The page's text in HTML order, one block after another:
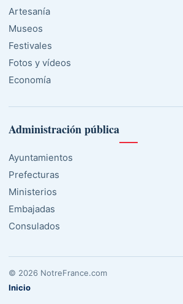
Artesanía
Museos
Festivales
Fotos y vídeos
Economía
Administración pública
Ayuntamientos
Prefecturas
Ministerios
Embajadas
Consulados
© 2026 NotreFrance.com
Inicio